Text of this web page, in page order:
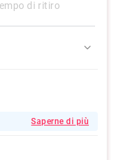
Saperne di più